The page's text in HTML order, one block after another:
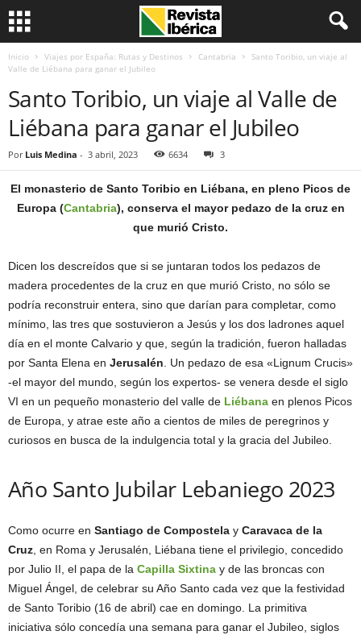
Inicio Viajes por España: Rutas y Destinos Cantabria
Santo Toribio, un viaje al
Valle de Liébana para ganar el Jubileo
Santo Toribio, un viaje al Valle de
Liébana para ganar el Jubileo
Por Luis Medina - 3 abril, 2023 6634 3
El monasterio de Santo Toribio en Liébana, en pleno Picos de
Europa (Cantabria), conserva el mayor pedazo de la cruz en
que murió Cristo.
Dicen los descreídos que si se juntaran todos los pedazos de
madera procedentes de la cruz en que murió Cristo, no sólo se
podría reconstruir entera, sino que darían para completar, como
mínimo, las tres que sostuvieron a Jesús y los dos ladrones aquel
día en el monte Calvario y que, según la tradición, fueron halladas
por Santa Elena en Jerusalén . Un pedazo de esa «Lignum Crucis»
-el mayor del mundo, según los expertos- se venera desde el siglo
VI en un pequeño monasterio del valle de Liébana en plenos Picos
de Europa, y atrae este año a cientos de miles de peregrinos y
curiosos en busca de la indulgencia total y la gracia del Jubileo.
Año Santo Jubilar Lebaniego 2023
Como ocurre en Santiago de Compostela y Caravaca de la
Cruz , en Roma y Jerusalén, Liébana tiene el privilegio, concedido
por Julio II, el papa de la Capilla Sixtina y de las broncas con
Miguel Ángel, de celebrar su Año Santo cada vez que la festividad
de Santo Toribio (16 de abril) cae en domingo. La primitiva
iniciativa sólo concedía una semana para ganar el Jubileo, siglos